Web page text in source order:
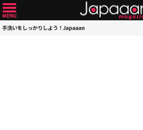
手洗いをしっかりしよう！Japaaan